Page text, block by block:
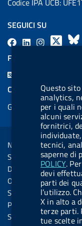
Questo
analytics,
per i quali
alcuni
fornitrici,
tecnici,
saperne di
POLICY.
devi
parti dei
l’utilizzo.
X in alto a
terze parti.
tue scelte
SEGUICI SU
F
L
l
.
b
u
t
t
o
n
.
i
X
FEED RSS
COOKIES
Gestione cookie
Sezione Link
Note legali
Social Media Policy
Dichiarazione di
Obiettivi di accessibilità
Statistiche sito
Privacy
Servizi Online